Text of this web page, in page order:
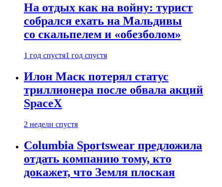
На отдых как на войну: турист
собрался ехать на Мальдивы
со скальпелем и «обезболом»
1 год спустя1 год спустя
Илон Маск потерял статус
триллионера после обвала акций
SpaceX
2 недели спустя
Columbia Sportswear предложила
отдать компанию тому, кто
докажет, что Земля плоская